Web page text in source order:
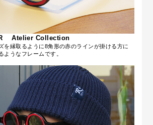
Atelier Collection
を縁取るように8角形の赤のラインが掛ける方に
ようなフレームです。